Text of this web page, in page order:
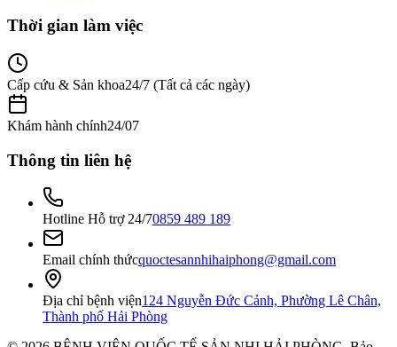
Thời gian làm việc
Cấp cứu & Sản khoa24/7 (Tất cả các ngày)
Khám hành chính24/07
Thông tin liên hệ
Hotline Hỗ trợ 24/70859 489 189
Email chính thứcquoctesannhihaiphong@gmail.com
Địa chỉ bệnh viện124 Nguyễn Đức Cảnh, Phường Lê Chân,
Thành phố Hải Phòng